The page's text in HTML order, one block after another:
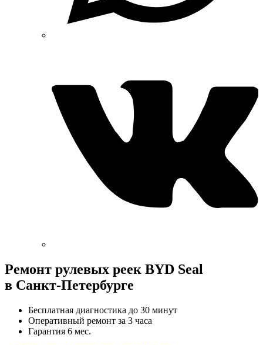
Ремонт рулевых реек BYD Seal
в Санкт-Петербурге
Бесплатная диагностика до 30 минут
Оперативный ремонт за 3 часа
Гарантия 6 мес.